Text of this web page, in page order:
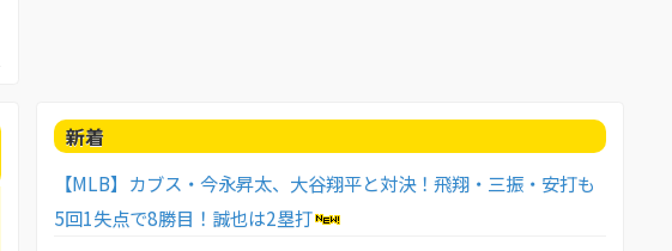
新着
【MLB】カブス・今永昇太、大谷翔平と対決！飛翔・三振・安打も
5回1失点で8勝目！誠也は2塁打